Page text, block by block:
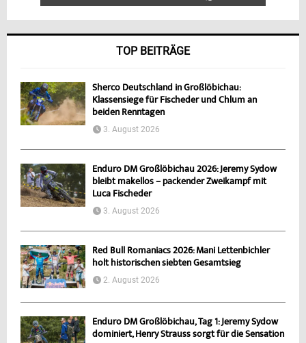
TOP BEITRÄGE
Sherco Deutschland in Großlöbichau:
Klassensiege für Fischeder und Chlum an
beiden Renntagen
3. August 2026
Enduro DM Großlöbichau 2026: Jeremy Sydow
bleibt makellos – packender Zweikampf mit
Luca Fischeder
3. August 2026
Red Bull Romaniacs 2026: Mani Lettenbichler
holt historischen siebten Gesamtsieg
2. August 2026
Enduro DM Großlöbichau, Tag 1: Jeremy Sydow
dominiert, Henry Strauss sorgt für die Sensation